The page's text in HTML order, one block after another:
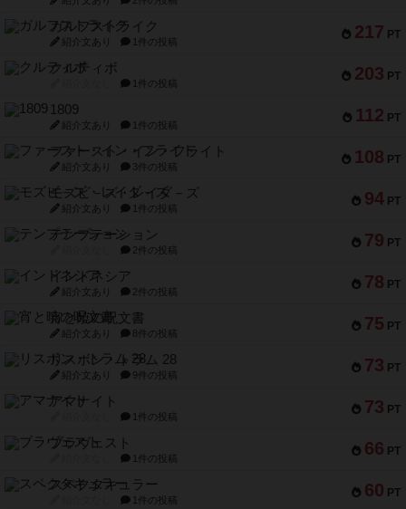
217 PT
ガルフストライク
紹介文あり 1件の投稿
203 PT
クルティボ
1件の投稿
112 PT
1809
紹介文あり 1件の投稿
108 PT
ファースト・イン・フライト
紹介文あり 3件の投稿
94 PT
モズビ－ズ・レイダ－ズ
紹介文あり 1件の投稿
79 PT
テンプテーション
2件の投稿
78 PT
インドネシア
紹介文あり 2件の投稿
75 PT
宵と暁の呪文書
紹介文あり 8件の投稿
73 PT
リスボン・トラム 28
紹介文あり 9件の投稿
73 PT
アマナイト
1件の投稿
66 PT
ブラヴェスト
1件の投稿
60 PT
スペクタキュラー
1件の投稿